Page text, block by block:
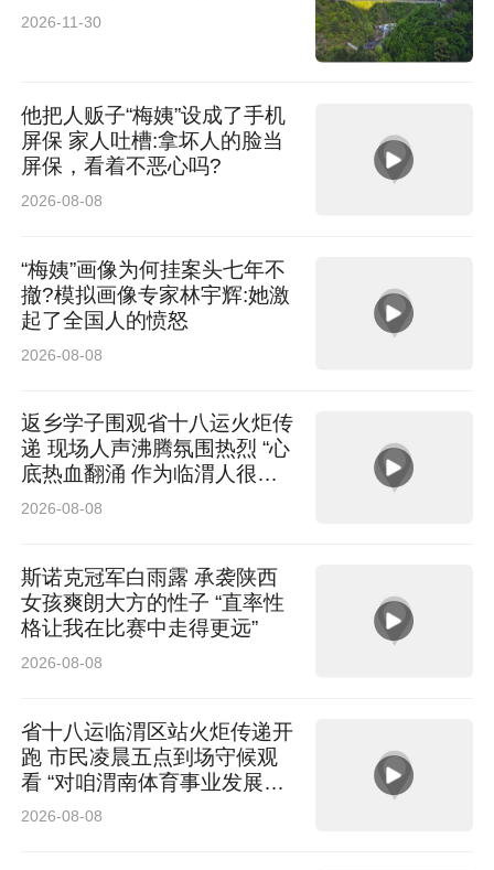
市，权益后限时售价41.38万元起，首次推出七
座Ultra+“齐家版”，其订单占比超60%。新车从豪
采用全栈900V高压架构，双电机四驱车型CLTC
续航720公里，充电10分钟补能510公里，还实
力储备看齐顶级豪华SUV的V12引擎。 同时，新
车全系标配千里浩瀚H7 G-ASD辅助驾驶系统，
硬件搭载行业顶级700TOPS算力的Thor-U芯
销量突破180万。其中，新能源车型销量14688
辆，占比达70.8 %。
作为领克面向中大型运动纯电轿车市场打造的重
磅产品，领克10和领克10+于5月29日正式上市
发售，并于31日开启首批交付，上市限时价分别
为16.99万元起和21.99万元起。新车不仅拥有更
2026-11-30
他把人贩子“梅姨”设成了手机
屏保 家人吐槽:拿坏人的脸当
屏保，看着不恶心吗?
2026-08-08
“梅姨”画像为何挂案头七年不
撤?模拟画像专家林宇辉:她激
起了全国人的愤怒
2026-08-08
返乡学子围观省十八运火炬传
递 现场人声沸腾氛围热烈 “心
底热血翻涌 作为临渭人很荣
耀”
2026-08-08
斯诺克冠军白雨露 承袭陕西
女孩爽朗大方的性子 “直率性
格让我在比赛中走得更远”
2026-08-08
省十八运临渭区站火炬传递开
跑 市民凌晨五点到场守候观
看 “对咱渭南体育事业发展充
满信心”
2026-08-08